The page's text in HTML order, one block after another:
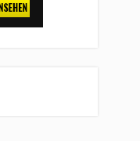
the storage and